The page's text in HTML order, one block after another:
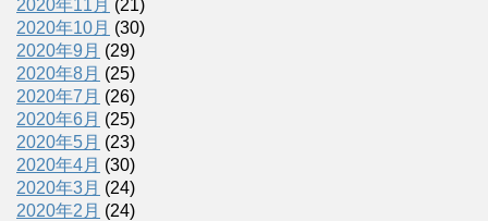
2020年11月 (21)
2020年10月 (30)
2020年9月 (29)
2020年8月 (25)
2020年7月 (26)
2020年6月 (25)
2020年5月 (23)
2020年4月 (30)
2020年3月 (24)
2020年2月 (24)